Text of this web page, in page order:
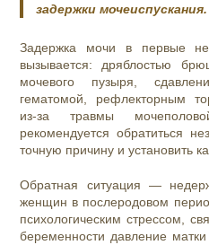
задержки мочеиспускания.
Задержка мочи в первые
вызывается: дряблостью
мочевого пузыря,
гематомой, рефлекторным
из-за травмы
рекомендуется обратиться
точную причину и установить
Обратная ситуация —
женщин в послеродовом
психологическим стрессом,
беременности давление